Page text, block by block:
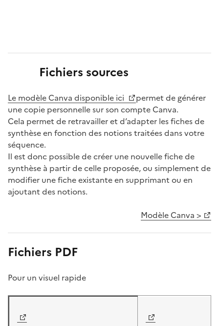
ImageFichiers sources
Le modèle Canva disponible ici
permet de générer
une copie personnelle sur son compte Canva.
Cela permet de retravailler et d’adapter les fiches de
synthèse en fonction des notions traitées dans votre
séquence.
Il est donc possible de créer une nouvelle fiche de
synthèse à partir de celle proposée, ou simplement de
modifier une fiche existante en supprimant ou en
ajoutant des notions.
Modèle Canva >
Fichiers PDF
Pour un visuel rapide